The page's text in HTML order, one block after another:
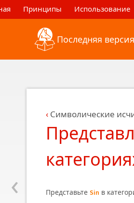
Принципы Использование
к последнимПоследняя
‹
Символические
Представьте Sin в